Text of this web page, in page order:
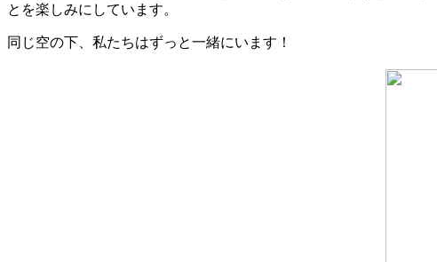
とを楽しみにしています。
同じ空の下、私たちはずっと一緒にいます！